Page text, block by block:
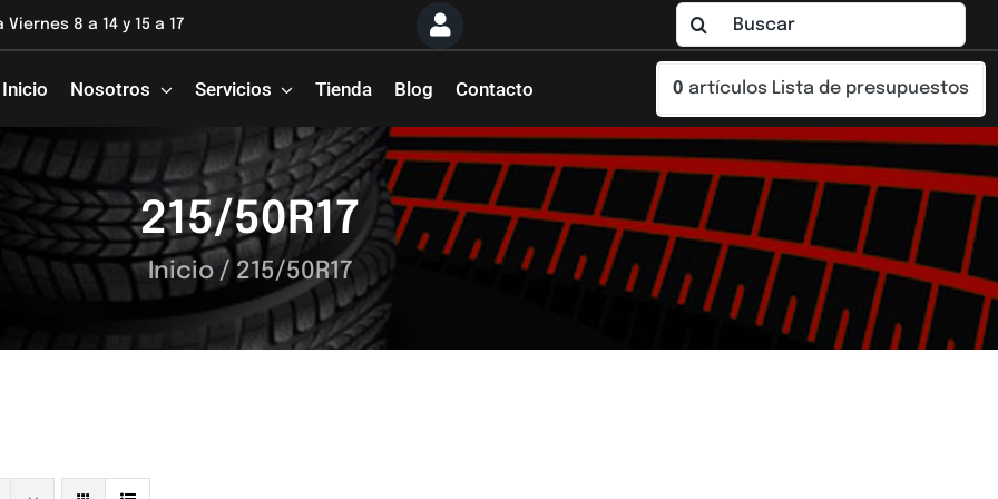
Viernes 8 a 14 y 15 a 17 Buscar:
Inicio Nosotros Servicios Tienda Blog Contacto 0 artículos Lista de presupuestos
215/50R17
Inicio / 215/50R17